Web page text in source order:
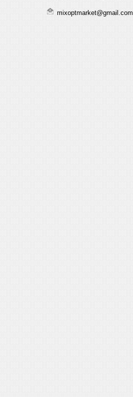
mixoptmarket@gmail.com